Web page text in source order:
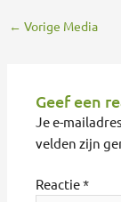
← Vorige Media
Geef een
Je e-
velden zijn
Reactie*